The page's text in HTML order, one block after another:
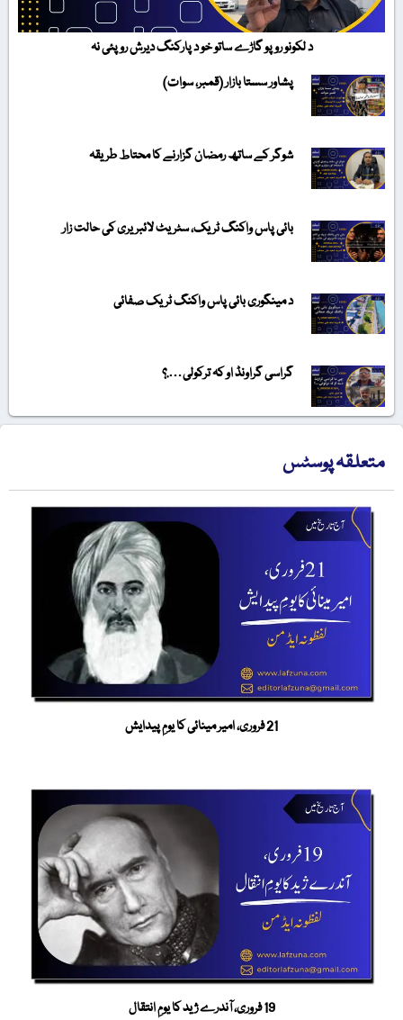
د لکونو روپو گاڑے ساتو خو د پارکنگ دیرش روپئی نہ
پشاور سستا بازار (قمبر، سوات)
شوگر کے ساتھ رمضان گزارنے کا محتاط طریقہ
بائی پاس واکنگ ٹریک، سٹریٹ لائبریری کی حالت زار
د مینگوری بائی پاس واکنگ ٹریک صفائی
گراسی گراونڈ او کہ ترکولی….؟
متعلقہ پوسٹس
21 فروری، امیر مینائی کا یومِ پیدایش
19 فروری، آندرے ژید کا یومِ انتقال